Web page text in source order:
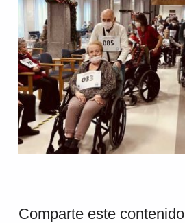
Comparte este contenido